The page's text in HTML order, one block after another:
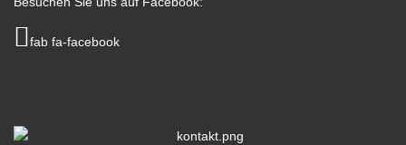
fab fa-facebook